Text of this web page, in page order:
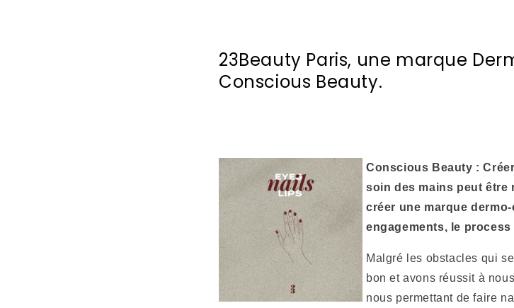
23Beauty Paris, une marque
Conscious Beauty.
Conscious Beauty :
soin des mains peut être
créer une marque
engagements, le
Malgré les obstacles qui
bon et avons réussit à
nous permettant de faire